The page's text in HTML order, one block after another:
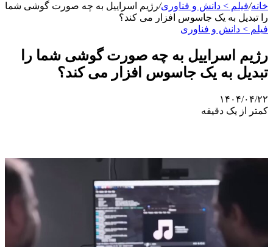
خانه/فیلم > دانش و فناوری/رژیم اسراییل به چه صورت گوشی شما
را تبدیل به یک جاسوس افزار می کند؟
فیلم > دانش و فناوری
رژیم اسراییل به چه صورت گوشی شما را
تبدیل به یک جاسوس افزار می کند؟
۱۴۰۴/۰۴/۲۲
کمتر از یک دقیقه